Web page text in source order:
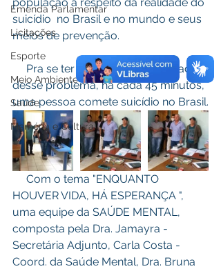
Emenda Parlamentar
Licitações
Esporte
Meio Ambiente
Saúde
Memória e Cultura
suicídio  no Brasil e no mundo e seus
meios de prevenção.
desse problema, há cada 45 minutos,
uma pessoa comete suicídio no Brasil.
HOUVER VIDA, HÁ ESPERANÇA ",
uma equipe da SAÚDE MENTAL,
composta pela Dra. Jamayra -
Secretária Adjunto, Carla Costa -
Coord. da Saúde Mental, Dra. Bruna